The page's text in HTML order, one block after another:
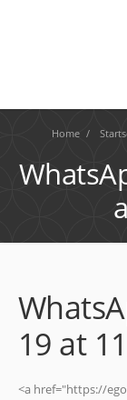
Home /
19 at
<a href="https://